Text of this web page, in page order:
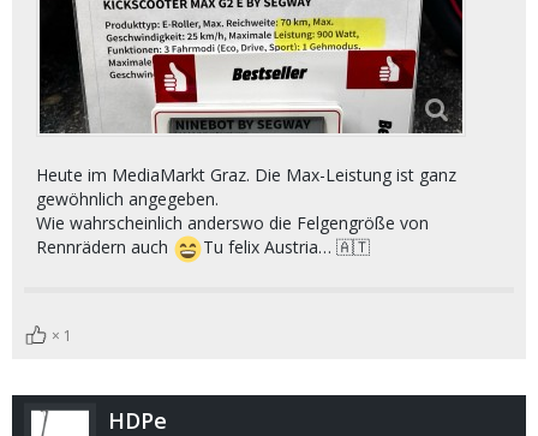
Heute im MediaMarkt Graz. Die Max-Leistung ist ganz
gewöhnlich angegeben.
Wie wahrscheinlich anderswo die Felgengröße von
Rennrädern auch
Tu felix Austria… 🇦🇹
1
HDPe